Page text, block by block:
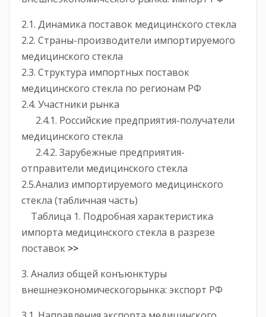
2.1. Динамика поставок медицинского стекла
2.2. Страны-производители импортируемого
медицинского стекла
2.3. Структура импортных поставок
медицинского стекла по регионам РФ
2.4. Участники рынка
2.4.1. Российские предприятия-получатели
медицинского стекла
2.4.2. Зарубежные предприятия-
отправители медицинского стекла
2.5.Анализ импортируемого медицинского
стекла (табличная часть)
Таблица 1. Подробная характеристика
импорта медицинского стекла в разрезе
поставок >>
3. Анализ общей конъюнктуры
внешнеэкономическогорынка: экспорт РФ